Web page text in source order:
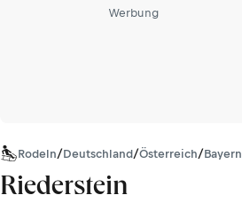
Werbung
Rodeln/Deutschland/Österreich/Bayern
Riederstein